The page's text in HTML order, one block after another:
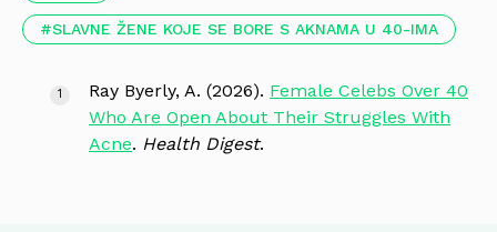
SLAVNE ŽENE KOJE SE BORE S AKNAMA U 40-IMA
Ray Byerly, A. (2026). Female Celebs Over 40
Who Are Open About Their Struggles With
Acne. Health Digest.